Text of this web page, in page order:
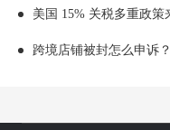
美国 15% 关税多重政
跨境店铺被封怎么申诉